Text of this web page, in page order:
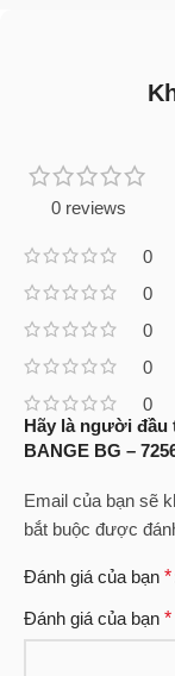
0 reviews
0
0
0
0
0
Hãy là người đầu
BANGE BG –
Email của bạn sẽ
bắt buộc được
Đánh giá của bạn *
Đánh giá của bạn *